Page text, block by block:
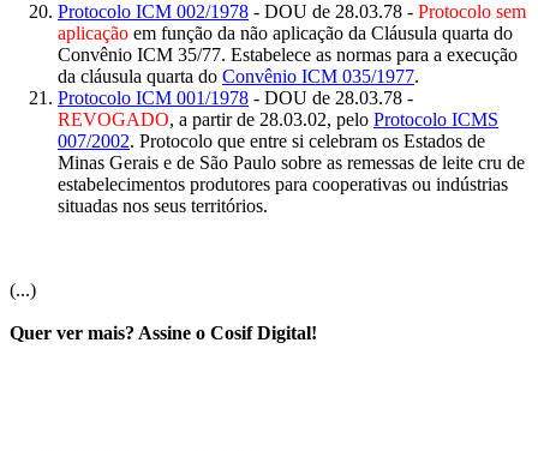
Protocolo ICM 002/1978 - DOU de 28.03.78 - Protocolo sem
aplicação em função da não aplicação da Cláusula quarta do
Convênio ICM 35/77. Estabelece as normas para a execução
da cláusula quarta do Convênio ICM 035/1977.
Protocolo ICM 001/1978 - DOU de 28.03.78 -
REVOGADO, a partir de 28.03.02, pelo Protocolo ICMS
007/2002. Protocolo que entre si celebram os Estados de
Minas Gerais e de São Paulo sobre as remessas de leite cru de
estabelecimentos produtores para cooperativas ou indústrias
situadas nos seus territórios.
(...)
Quer ver mais? Assine o Cosif Digital!